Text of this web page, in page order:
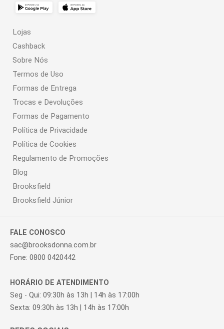
Lojas
Cashback
Sobre Nós
Termos de Uso
Formas de Entrega
Trocas e Devoluções
Formas de Pagamento
Política de Privacidade
Política de Cookies
Regulamento de Promoções
Blog
Brooksfield
Brooksfield Júnior
FALE CONOSCO
sac@brooksdonna.com.br
Fone: 0800 0420442
HORÁRIO DE ATENDIMENTO
Seg - Qui: 09:30h às 13h | 14h às 17:00h
Sexta: 09:30h às 13h | 14h às 17:00h